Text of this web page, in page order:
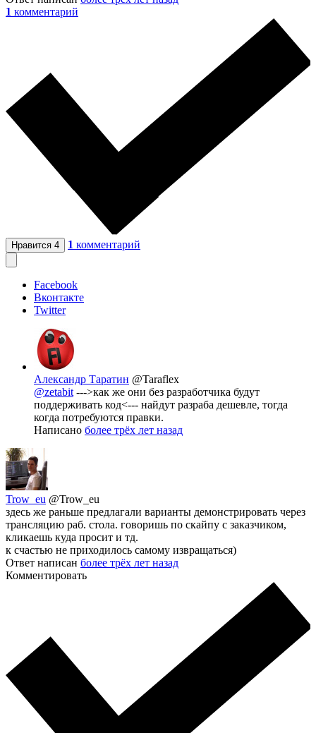
1 комментарий
Нравится 4 1 комментарий
Facebook
Вконтакте
Twitter
Александр Таратин @Taraflex
@zetabit --->как же они без разработчика будут
поддерживать код<--- найдут разраба дешевле, тогда
когда потребуются правки.
Написано более трёх лет назад
Trow_eu @Trow_eu
здесь же раньше предлагали варианты демонстрировать через
трансляцию раб. стола. говоришь по скайпу с заказчиком,
кликаешь куда просит и тд.
к счастью не приходилось самому извращаться)
Ответ написан более трёх лет назад
Комментировать